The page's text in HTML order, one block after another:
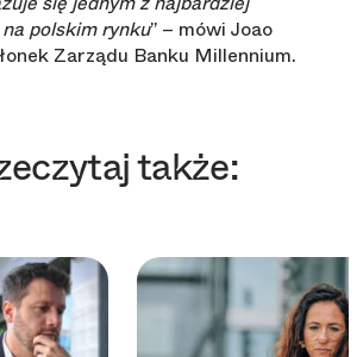
polskim rynku” – mówi Joao
Zarządu Banku Millennium.
także: